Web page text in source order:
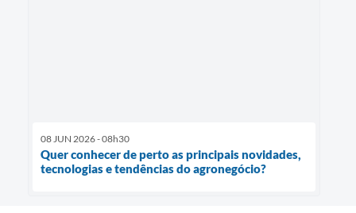
08 JUN 2026 - 08h30
Quer conhecer de perto as principais novidades,
tecnologias e tendências do agronegócio?